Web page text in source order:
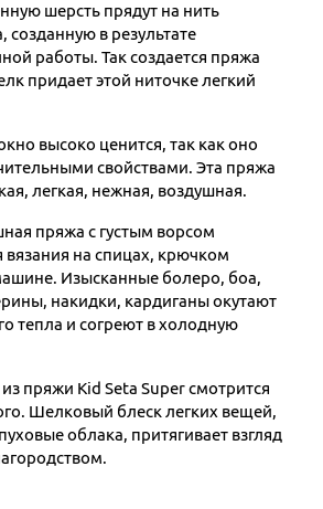
шерсть прядут на нить
созданную в результате
работы. Так создается пряжа
придает этой ниточке легкий
высоко ценится, так как оно
свойствами. Эта пряжа
легкая, нежная, воздушная.
пряжа с густым ворсом
вязания на спицах, крючком
Изысканные болеро, боа,
накидки, кардиганы окутают
тепла и согреют в холодную
пряжи Kid Seta Super смотрится
Шелковый блеск легких вещей,
облака, притягивает взгляд